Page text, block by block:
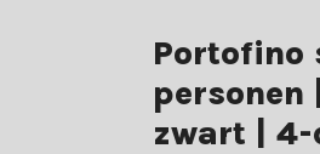
Portofino
personen
zwart |